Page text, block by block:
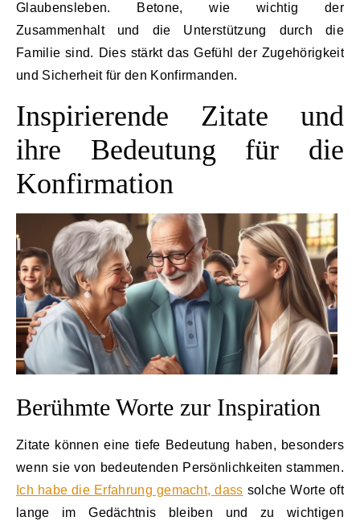
Glaubensleben. Betone, wie wichtig der
Zusammenhalt und die Unterstützung durch die
Familie sind. Dies stärkt das Gefühl der Zugehörigkeit
und Sicherheit für den Konfirmanden.
Inspirierende Zitate und
ihre Bedeutung für die
Konfirmation
Berühmte Worte zur Inspiration
Zitate können eine tiefe Bedeutung haben, besonders
wenn sie von bedeutenden Persönlichkeiten stammen.
Ich habe die Erfahrung gemacht, dass solche Worte oft
lange im Gedächtnis bleiben und zu wichtigen